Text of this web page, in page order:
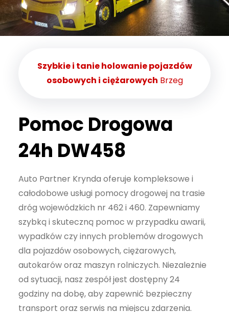
Szybkie i tanie holowanie pojazdów
osobowych i ciężarowych Brzeg
Pomoc Drogowa
24h DW458
Auto Partner Krynda oferuje kompleksowe i
całodobowe usługi pomocy drogowej na trasie
dróg wojewódzkich nr 462 i 460. Zapewniamy
szybką i skuteczną pomoc w przypadku awarii,
wypadków czy innych problemów drogowych
dla pojazdów osobowych, ciężarowych,
autokarów oraz maszyn rolniczych. Niezależnie
od sytuacji, nasz zespół jest dostępny 24
godziny na dobę, aby zapewnić bezpieczny
transport oraz serwis na miejscu zdarzenia.
Statystyka
Abyśmy mogli
poprawić
i strukturę
strony
internetowej,
strona jest
używana.
Doświadczenie
Aby nasza
strona
internetowa
działała jak
najlepiej
podczas
twojego
przejścia na nią.
Jeśli odrzucisz
te pliki cookie,